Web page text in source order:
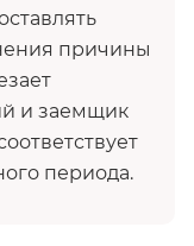
причины
и заемщик
периода.